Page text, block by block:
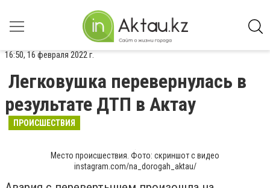
16:50, 16 февраля 2022 г.
Легковушка перевернулась в
результате ДТП в Актау
ПРОИСШЕСТВИЯ
Место происшествия. Фото: скриншот с видео
instagram.com/na_dorogah_aktau/